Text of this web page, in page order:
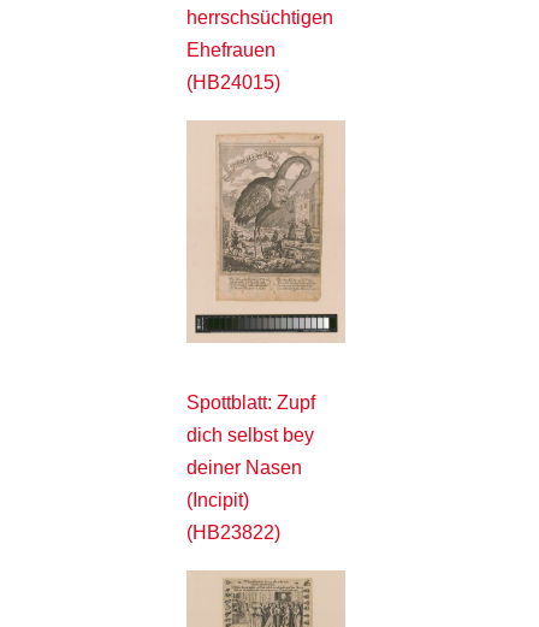
herrschsüchtigen
Ehefrauen
(HB24015)
Spottblatt: Zupf
dich selbst bey
deiner Nasen
(Incipit)
(HB23822)